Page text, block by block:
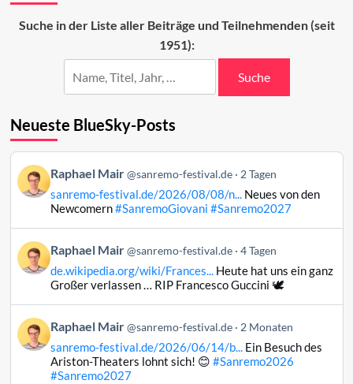
Sanremo-
Suche in der Liste aller Beiträge und Teilnehmenden (seit
1951):
Suche
Neueste BlueSky-Posts
Beitrag
von
Raphael
Bluesky
ansehen
Raphael Mair @sanremo-festival.de 2 Tagen
sanremo-festival.de/2026/08/08/n...Neues von den
Newcomern#SanremoGiovani #Sanremo2027
Beitrag
von
Raphael
Bluesky
ansehen
Raphael Mair @sanremo-festival.de 4 Tagen
de.wikipedia.org/wiki/Frances...Heute hat uns ein ganz
Großer verlassen … RIP Francesco Guccini 🕊️
Beitrag
von
Raphael
Raphael Mair @sanremo-festival.de 2 Monaten
sanremo-festival.de/2026/06/14/b...Ein Besuch des
Ariston-Theaters lohnt sich! 😊 #Sanremo2026
#Sanremo2027